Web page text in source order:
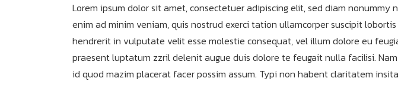
Lorem ipsum dolor sit amet, consectetuer adipiscing elit, sed diam
enim ad minim veniam, quis nostrud exerci tation ullamcorper suscipit
hendrerit in vulputate velit esse molestie consequat, vel illum dolore eu
praesent luptatum zzril delenit augue duis dolore te feugait nulla facilisi.
id quod mazim placerat facer possim assum. Typi non habent claritatem